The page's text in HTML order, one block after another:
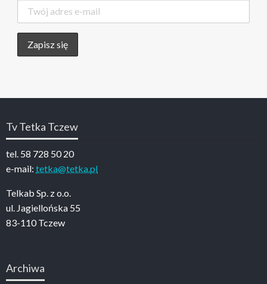
Tv Tetka Tczew
tel. 58 728 50 20
e-mail: tetka@tetka.pl
Telkab Sp. z o.o.
ul. Jagiellońska 55
83-110 Tczew
Archiwa